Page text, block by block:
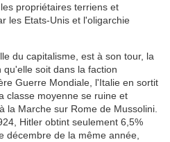
propriétaires terriens et
les Etats-Unis et l'oligarchie
du capitalisme, est à son tour, la
qu'elle soit dans la faction
Guerre Mondiale, l'Italie en sortit
classe moyenne se ruine et
la Marche sur Rome de Mussolini.
Hitler obtint seulement 6,5%
décembre de la même année,